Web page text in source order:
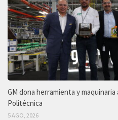
GM dona herramienta y maquinaria
Politécnica
5 AGO, 2026